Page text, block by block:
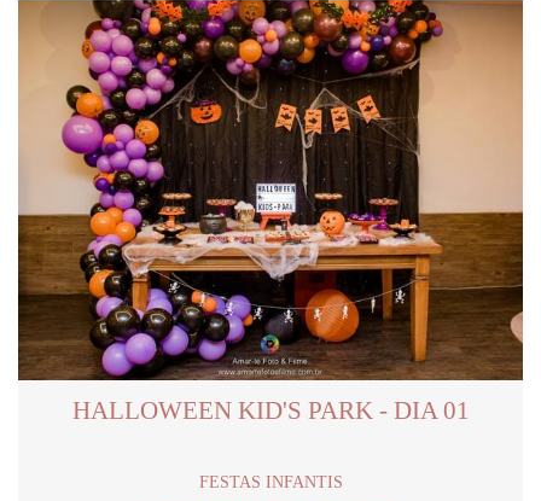
HALLOWEEN KID'S PARK - DIA 01
FESTAS INFANTIS